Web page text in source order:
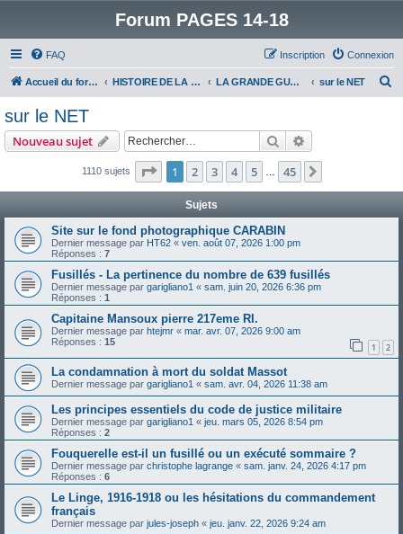
Forum PAGES 14-18
FAQ Connexion
Inscription
Accueil du forum HISTOIRE DE LA GRANDE GUERRE LA GRANDE GUERRE VUE D'AUJOURD'HUI sur le NET
sur le NET
Nouveau sujet Rechercher
1110 sujets Page 1sur45
1 2 3 4 5 45
Sujets
Site sur le fond photographique CARABIN
Dernier message par HT62 « ven. août 07, 2026 1:00 pm
Réponses : 7
Fusillés - La pertinence du nombre de 639 fusillés
Dernier message par garigliano1 « sam. juin 20, 2026 6:36 pm
Réponses : 1
Capitaine Mansoux pierre 217eme RI.
Dernier message par htejmr « mar. avr. 07, 2026 9:00 am
Réponses : 15 1 2
La condamnation à mort du soldat Massot
Dernier message par garigliano1 « sam. avr. 04, 2026 11:38 am
Les principes essentiels du code de justice militaire
Dernier message par garigliano1 « jeu. mars 05, 2026 8:54 pm
Réponses : 2
Fouquerelle est-il un fusillé ou un exécuté sommaire ?
Dernier message par christophe lagrange « sam. janv. 24, 2026 4:17 pm
Réponses : 6
Le Linge, 1916-1918 ou les hésitations du commandement
français
Dernier message par jules-joseph « jeu. janv. 22, 2026 9:24 am